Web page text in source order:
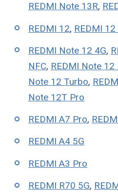
REDMI Note 13R,
REDMI 12, REDMI 12
REDMI Note 12 4G,
NFC, REDMI Note 12
Note 12 Turbo,
Note 12T Pro
REDMI A7 Pro,
REDMI A4 5G
REDMI A3 Pro
REDMI R70 5G,